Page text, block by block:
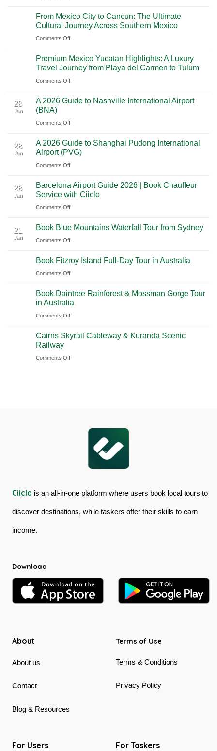
5
From
Las
A
Scenic
Road
Through
National
From Mexico City to Cancun: The Ultimate
Cultural Journey Across Southern Mexico
Comments Offon
Mexico
City
to
The
Cultural
Across
Southern
Mexico
Premium Mexico Yucatan Highlights: A Luxury
Travel Journey from Playa del Carmen to Tulum
Comments Offon
Mexico
Highlights:
Luxury
Travel
Journey
Playa
del
Carmen
Tulum
28
Jan
A 2026 Guide to Nashville International Airport
(BNA)
Comments Offon
2026
Guide
to
International
Airport
(BNA)
28
Jan
A 2026 Guide to Shanghai Pudong International
Airport (PVG)
Comments Offon
2026
Guide
to
Pudong
International
(PVG)
28
Jan
Barcelona Airport Guide 2026 | Book Chauffeur
Service with Ciiclo
Comments Offon
Airport
Guide
|
Book
Service
with
Ciiclo
21
Jan
Book Blue Mountains Waterfall Tour from Sydney
Comments Offon
Blue
Mountains
Tour
from
Sydney
Book Fitzroy Island Full-Day Tour in Australia
Comments Offon
Fitzroy
Island
Full-
Tour
Australia
Book Daintree Rainforest & Mossman Gorge Tour
in Australia
Comments Offon
Daintree
&
Cairns Skyrail Cableway & Kuranda Scenic
Railway
Comments Offon
Ciiclo is an all-in-one platform where users book local tours to
discover destinations, while taskers offer their skills to earn
income.
Download
About
About us
Contact
Blog & Resources
Terms of Use
Terms & Conditions
Privacy Policy
For Users For Taskers